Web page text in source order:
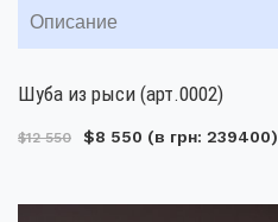
Описание
Шуба из рыси (арт.0002)
$12 550 $8 550 (в грн: 239400)